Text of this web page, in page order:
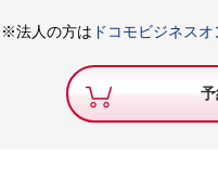
※法人の方は ドコモビジネス